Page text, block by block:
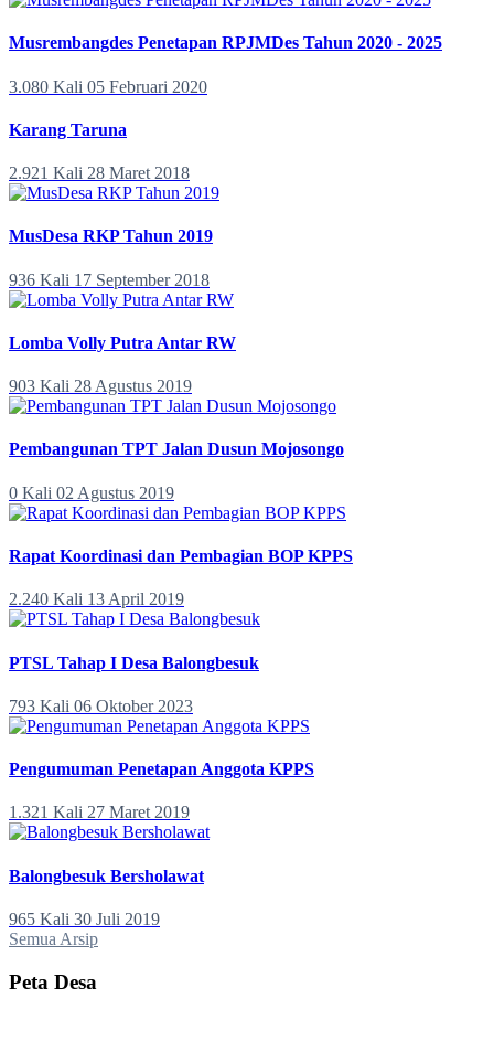
Musrembangdes Penetapan RPJMDes Tahun 2020 - 2025
3.080 Kali 05 Februari 2020
Karang Taruna
2.921 Kali 28 Maret 2018
MusDesa RKP Tahun 2019
936 Kali 17 September 2018
Lomba Volly Putra Antar RW
903 Kali 28 Agustus 2019
Pembangunan TPT Jalan Dusun Mojosongo
0 Kali 02 Agustus 2019
Rapat Koordinasi dan Pembagian BOP KPPS
2.240 Kali 13 April 2019
PTSL Tahap I Desa Balongbesuk
793 Kali 06 Oktober 2023
Pengumuman Penetapan Anggota KPPS
1.321 Kali 27 Maret 2019
Balongbesuk Bersholawat
965 Kali 30 Juli 2019
Semua Arsip
Peta Desa